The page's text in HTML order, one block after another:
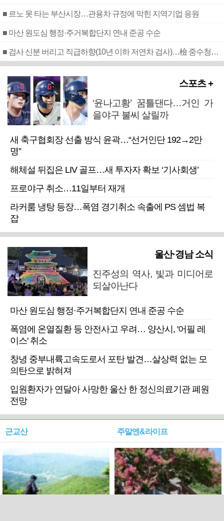
■ 르노 못 타는 부산시장…관용차 규정에 막힌 지역기업 응원
■ 마산 원도심 행정·주거복합단지 연내 준공 수순
■ 검사 신분 버리고 직급하향(10년 이하 저연차 검사)…檢 중수청행 기피
스포츠 +
‘윤나고황’ 꿈틀댄다…거인 가
을야구 불씨 살릴까
새 축구협회장 선출 방식 윤곽…“선거인단 192→2만
명”
해체설 뒤집은 LIV 골프…새 투자자 확보 ‘기사회생’
프로야구 취소…11일부터 재개
라커룸 냉탕 등장…폭염 경기취소 속출에 PS 셈법 복
잡
울산·경남 소식
진주성의 역사, 빛과 미디어로
되살아난다
마산 원도심 행정·주거복합단지 연내 준공 수순
폭염에 온열질환 등 안전사고 우려… 양산시, '어필 레
이스' 취소
창녕 중부내륙고속도로서 포탄 발견…살상력 없는 모
의탄으로 밝혀져
입원환자가 연달아 사망한 울산 한 정신의료기관 폐원
전망
근교산 주말엔&라이프